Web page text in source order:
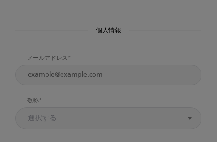
個人情報
メールアドレス
敬称
選択する